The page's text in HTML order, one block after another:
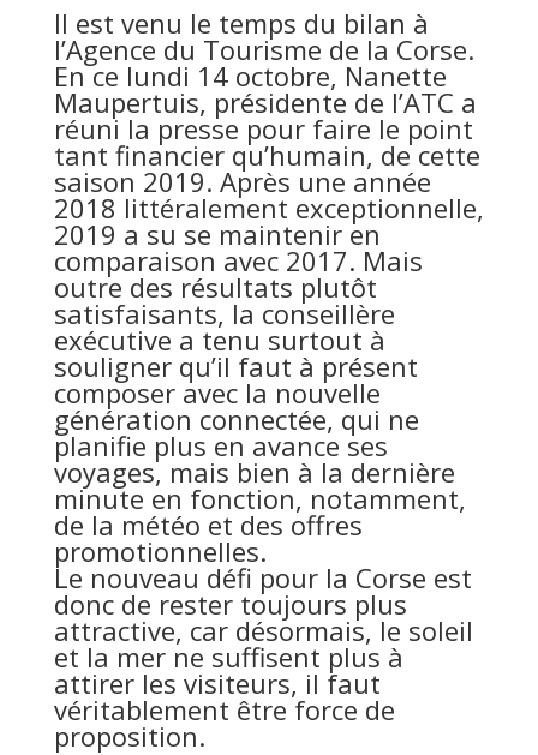
Il est venu le temps du bilan à
l’Agence du Tourisme de la Corse.
En ce lundi 14 octobre, Nanette
Maupertuis, présidente de l’ATC a
réuni la presse pour faire le point
tant financier qu’humain, de cette
saison 2019. Après une année
2018 littéralement exceptionnelle,
2019 a su se maintenir en
comparaison avec 2017. Mais
outre des résultats plutôt
satisfaisants, la conseillère
exécutive a tenu surtout à
souligner qu’il faut à présent
composer avec la nouvelle
génération connectée, qui ne
planifie plus en avance ses
voyages, mais bien à la dernière
minute en fonction, notamment,
de la météo et des offres
promotionnelles.
Le nouveau défi pour la Corse est
donc de rester toujours plus
attractive, car désormais, le soleil
et la mer ne suffisent plus à
attirer les visiteurs, il faut
véritablement être force de
proposition.